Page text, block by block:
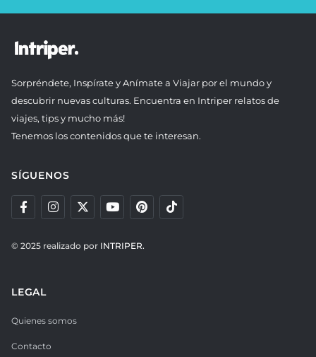
Sorpréndete, Inspírate y Anímate a Viajar por el mundo y
descubrir nuevas culturas. Encuentra en Intriper relatos de
viajes, tips y mucho más!
Tenemos los contenidos que te interesan.
SÍGUENOS
© 2025 realizado por INTRIPER.
LEGAL
Quienes somos
Contacto